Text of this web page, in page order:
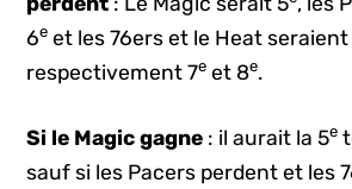
6e et les 76ers et le Heat seraient
respectivement 7e et 8e.
Si le Magic gagne : il aurait la 5e
sauf si les Pacers perdent et les